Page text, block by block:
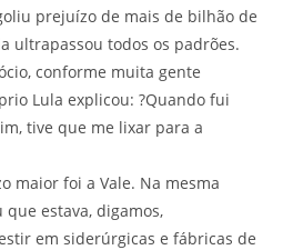
prejuízo de mais de bilhão de
ultrapassou todos os padrões.
conforme muita gente
Lula explicou: ?Quando fui
tive que me lixar para a
maior foi a Vale. Na mesma
estava, digamos,
em siderúrgicas e fábricas de